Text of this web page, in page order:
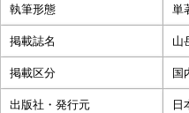
執筆形態 単
掲載誌名 山
掲載区分 国
出版社・発行元 日